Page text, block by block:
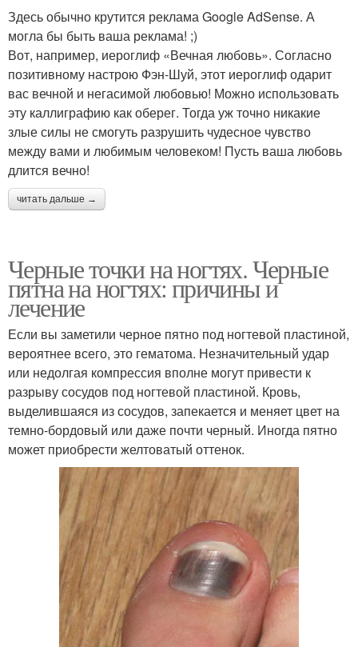
Здесь обычно крутится реклама Google AdSense. А
могла бы быть ваша реклама! ;)
Вот, например, иероглиф «Вечная любовь». Согласно
позитивному настрою Фэн-Шуй, этот иероглиф одарит
вас вечной и негасимой любовью! Можно использовать
эту каллиграфию как оберег. Тогда уж точно никакие
злые силы не смогуть разрушить чудесное чувство
между вами и любимым человеком! Пусть ваша любовь
длится вечно!
читать дальше →
Черные точки на ногтях. Черные
пятна на ногтях: причины и
лечение
Если вы заметили черное пятно под ногтевой пластиной,
вероятнее всего, это гематома. Незначительный удар
или недолгая компрессия вполне могут привести к
разрыву сосудов под ногтевой пластиной. Кровь,
выделившаяся из сосудов, запекается и меняет цвет на
темно-бордовый или даже почти черный. Иногда пятно
может приобрести желтоватый оттенок.